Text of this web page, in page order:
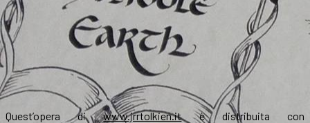
Quest’opera diwww.jrrtolkien.itè distribuita con